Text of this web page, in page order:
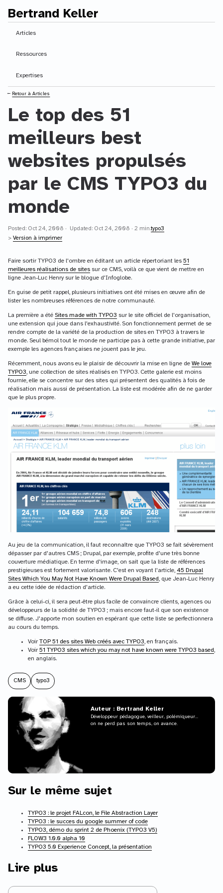
Contenu principal
Bertrand Keller
Articles
Ressources
Expertises
⭠ Retour à Articles
Le top des 51
meilleurs best
websites propulsés
par le CMS TYPO3 du
monde
Posted: Oct 24, 2008 · Updated: Oct 24, 2008 · 2 min.typo3
> Version à imprimer
Faire sortir TYPO3 de l'ombre en éditant un article répertoriant les 51
meilleures réalisations de sites sur ce CMS, voilà ce que vient de mettre en
ligne Jean-Luc Henry sur le blogue d'Infoglobe.
En guise de petit rappel, plusieurs initiatives ont été mises en œuvre afin de
lister les nombreuses références de notre communauté.
La première a été Sites made with TYPO3 sur le site officiel de l'organisation,
une extension qui joue dans l'exhaustivité. Son fonctionnement permet de se
rendre compte de la variété de la production de sites en TYPO3 à travers le
monde. Seul bémol tout le monde ne participe pas à cette grande initiative, par
exemple les agences françaises ne jouent pas le jeu.
Récemment, nous avons eu le plaisir de découvrir la mise en ligne de We love
TYPO3, une collection de sites réalisés en TYPO3. Cette galerie est moins
fournie, elle se concentre sur des sites qui présentent des qualités à fois de
réalisation mais aussi de présentation. La liste est modérée afin de ne garder
que le plus propre.
Au jeu de la communication, il faut reconnaître que TYPO3 se fait sévèrement
dépasser par d'autres CMS ; Drupal, par exemple, profite d'une très bonne
couverture médiatique. En terme d'image, on sait que la liste de références
prestigieuses est fortement valorisante. C'est en voyant l'article, 45 Drupal
Sites Which You May Not Have Known Were Drupal Based, que Jean-Luc Henry
a eu cette idée de rédaction d'article.
Grâce à celui-ci, il sera peut-être plus facile de convaincre clients, agences ou
développeurs de la solidité de TYPO3 ; mais encore faut-il que son existence
se diffuse. J'apporte mon soutien en espérant que cette liste se perfectionnera
au cours du temps.
Voir TOP 51 des sites Web créés avec TYPO3 , en français.
Voir 51 TYPO3 sites which you may not have known were TYPO3 based
en anglais.
CMS typo3
Auteur : Bertrand Keller
Développeur pédagogue, veilleur, polémiqueur...
on ne perd pas son temps, on avance.
Sur le même sujet
TYPO3 : le projet FALcon, le File Abstraction Layer
TYPO3 : le succes du google summer of code
TYPO3, démo du sprint 2 de Phoenix (TYPO3 V5)
FLOW3 1.0.0 alpha 10
TYPO3 5.0 Experience Concept, la présentation
Lire plus